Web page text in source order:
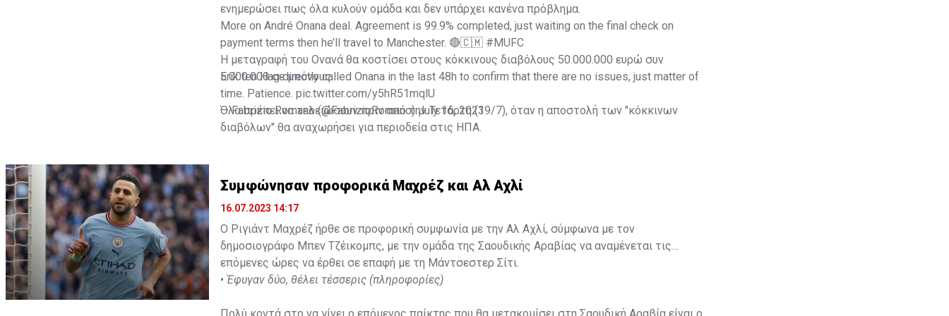
ενημερώσει πως όλα κυλούν ομάδα και δεν υπάρχει κανένα πρόβλημα.
More on André Onana deal. Agreement is 99.9% completed, just waiting on the final check on
payment terms then he’ll travel to Manchester. 🔴🇨🇲 #MUFC
Erik ten Hag directly called Onana in the last 48h to confirm that there are no issues, just matter of
time. Patience. pic.twitter.com/y5hR51mqlU
— Fabrizio Romano (@FabrizioRomano)July 16, 2023
Η μεταγραφή του Ονανά θα κοστίσει στους κόκκινους διαβόλους 50.000.000 ευρώ συν
5.000.000 σε μπόνους.
Όλα πρέπει να τελειώσουν πριν από την Τετάρτη (19/7), όταν η αποστολή των "κόκκινων
διαβόλων" θα αναχωρήσει για περιοδεία στις ΗΠΑ.
Συμφώνησαν προφορικά Μαχρέζ και Αλ Αχλί
16.07.2023 14:17
Ο Ριγιάντ Μαχρέζ ήρθε σε προφορική συμφωνία με την Αλ Αχλί, σύμφωνα με τον
δημοσιογράφο Μπεν Τζέικομπς, με την ομάδα της Σαουδικής Αραβίας να αναμένεται τις
επόμενες ώρες να έρθει σε επαφή με τη Μάντσεστερ Σίτι.
• Έφυγαν δύο, θέλει τέσσερις (πληροφορίες)
Πολύ κοντά στο να γίνει ο επόμενος παίκτης που θα μετακομίσει στη Σαουδική Αραβία είναι ο